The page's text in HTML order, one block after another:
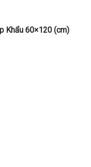
Khẩu 60×120 (cm)